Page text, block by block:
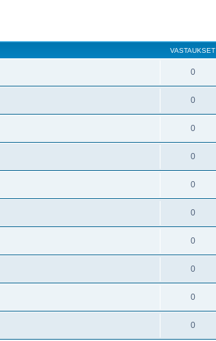
VASTAUKSET
0
0
0
0
0
0
0
0
0
0